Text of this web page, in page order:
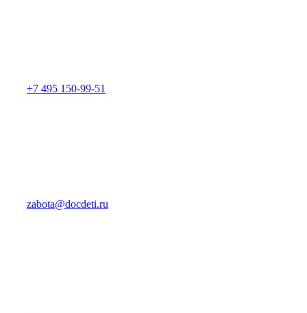
+7 495 150-99-51
zabota@docdeti.ru